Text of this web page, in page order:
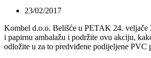
23/02/2017
Kombel d.o.o. Belišće u PETAK 24.
i papirnu ambalažu i podržite ovu akciju,
odložite u za to predviđene podijeljene PVC